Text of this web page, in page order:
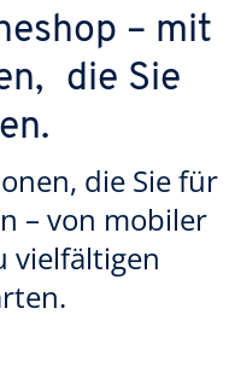
– mit
die Sie
die Sie für
– von mobiler
vielfältigen